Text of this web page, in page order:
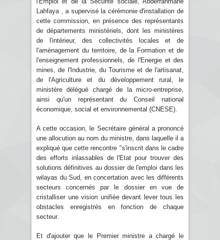
Lahfaya , a supervisé la cérémonie d'installation de
cette commission, en présence des représentants
de départements ministériels, dont les ministères
de l'intérieur, des collectivités locales et de
l'aménagement du territoire, de la Formation et de
l'enseignement professionnels, de l'Energie et des
mines, de l'Industrie, du Tourisme et de l'artisanat,
de l'Agriculture et du développement rural, le
ministère délégué chargé de la micro-entreprise,
ainsi qu'un représentant du Conseil national
économique, social et environnemental (CNESE).
A cette occasion, le Secrétaire général a prononcé
une allocution au nom du ministre, dans laquelle il a
expliqué que cette rencontre "s'inscrit dans le cadre
des efforts inlassables de l'Etat pour trouver des
solutions définitives au dossier de l'emploi dans les
wilayas du Sud, en concertation avec les différents
secteurs concernés par le dossier en vue de
cristalliser une vision unifiée devant lever tous les
obstacles enregistrés en fonction de chaque
secteur.
Et d'ajouter que le Premier ministre a chargé le